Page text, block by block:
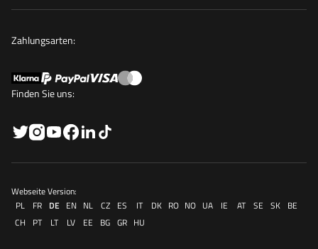
Zahlungsarten:
Finden Sie uns:
Webseite Version:
PL
FR DE EN NL CZ ES IT DK RO NO UA IE AT SE SK BE
CH
PT LT LV EE BG GR HU